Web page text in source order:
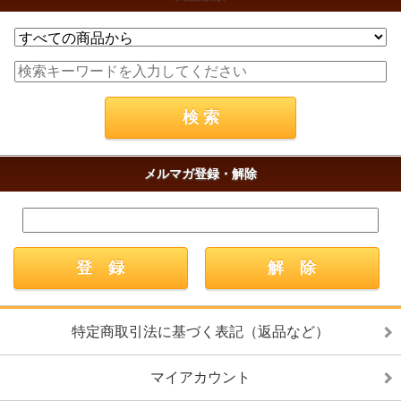
メルマガ登録・解除
特定商取引法に基づく表記（返品など）
マイアカウント